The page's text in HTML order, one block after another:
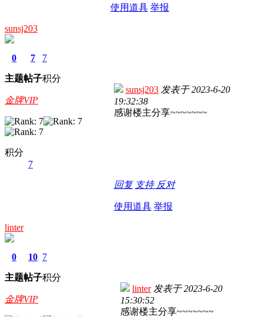
使用道具 举报
sunsj203
0
主题
7
帖子
7
积分
金牌VIP
积分
7
sunsj203 发表于2023-6-20
19:32:38
感谢楼主分享~~~~~~~
回复 支持 反对
使用道具 举报
linter
0
主题
10
帖子
7
积分
金牌VIP
linter 发表于2023-6-20
15:30:52
感谢楼主分享~~~~~~~